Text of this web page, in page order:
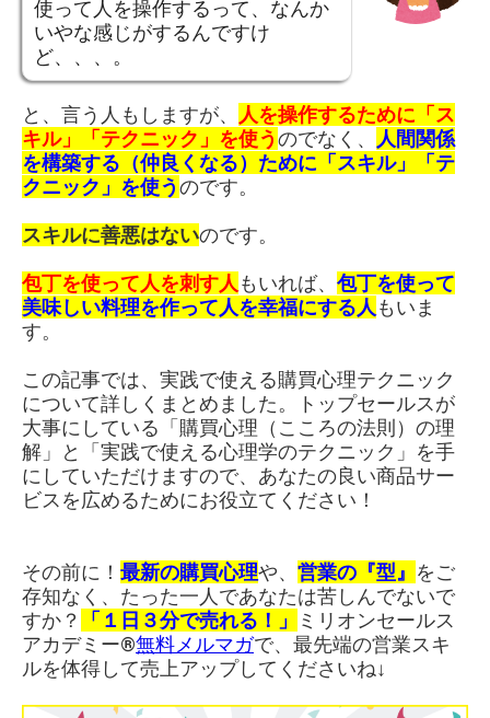
使って人を操作するって、なんか
いやな感じがするんですけ
ど、、、。
と、言う人もしますが、
人を操作するために「ス
キル」「テクニック」を使うのでなく、
人間関係
を構築する（仲良くなる）ために「スキル」「テ
クニック」を使うのです。
スキルに善悪はないのです。
包丁を使って人を刺す人 もいれば、 包丁を使って
美味しい料理を作って人を幸福にする人 もいま
す。
この記事では、実践で使える購買心理テクニック
について詳しくまとめました。トップセールスが
大事にしている「購買心理（こころの法則）の理
解」と「実践で使える心理学のテクニック」を手
にしていただけますので、あなたの良い商品サー
ビスを広めるためにお役立てください！
その前に！ 最新の購買心理や、 営業の『型』 をご
存知なく、たった一人であなたは苦しんでないで
すか？
「１日３分で売れる！」
ミリオンセールス
アカデミー®︎無料メルマガで、最先端の営業スキ
ルを体得して売上アップしてくださいね↓